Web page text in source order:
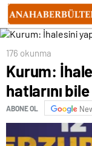
176 okunma
Kurum:
hatlarını
ABONE OL